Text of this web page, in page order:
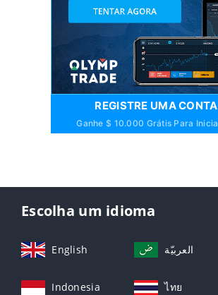
REGISTRE UMA CONTA
Ganhe $ 10.000 Grátis Para
Escolha um idioma
English العربيّة
Indonesia ไทย